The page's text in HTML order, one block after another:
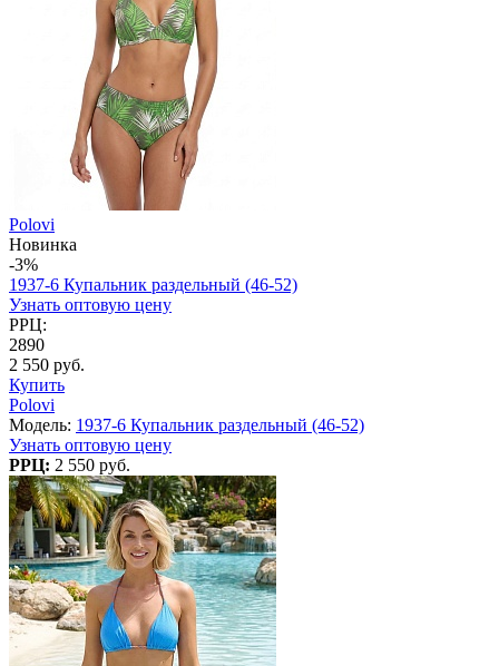
Polovi
Новинка
-3%
1937-6 Купальник раздельный (46-52)
Узнать оптовую цену
РРЦ:
2890
2 550 руб.
Купить
Polovi
Модель: 1937-6 Купальник раздельный (46-52)
Узнать оптовую цену
РРЦ: 2 550 руб.